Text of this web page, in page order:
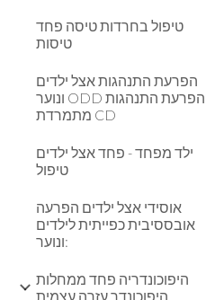
טיפול בחרדות טיסה פחד
טיסות
הפרעת התנהגות אצל ילדים
ונוער ODD והפרעת התנהגות
מתמרדת CD
ילד מפחד - פחד אצל ילדים
טיפול
אוסידי אצל ילדים הפרעה
אובססיבית כפייתית לילדים
ונוער:
היפוכונדריה פחד ממחלות
היפוכונדר עזרה עצמית